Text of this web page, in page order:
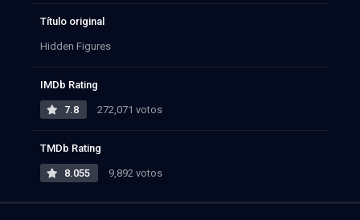
Título original
Hidden Figures
IMDb Rating
7.8 272,071 votos
TMDb Rating
8.055 9,892 votos